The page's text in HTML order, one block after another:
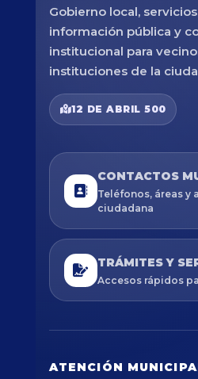
Gobierno local,
información pública y
institucional para
instituciones de la
12 DE ABRIL 500
CONTACTOS
Teléfonos, áreas y
ciudadana
TRÁMITES Y
Accesos rápidos
ATENCIÓN